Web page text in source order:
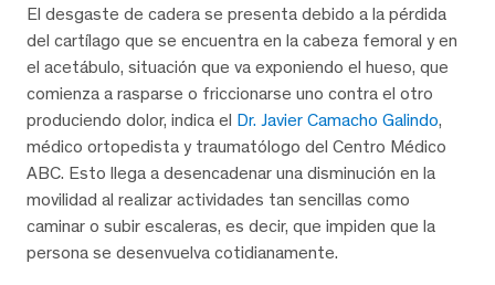
El desgaste de cadera se presenta debido a la pérdida
del cartílago que se encuentra en la cabeza femoral y en
el acetábulo, situación que va exponiendo el hueso, que
comienza a rasparse o friccionarse uno contra el otro
produciendo dolor, indica el Dr. Javier Camacho Galindo,
médico ortopedista y traumatólogo del Centro Médico
ABC. Esto llega a desencadenar una disminución en la
movilidad al realizar actividades tan sencillas como
caminar o subir escaleras, es decir, que impiden que la
persona se desenvuelva cotidianamente.